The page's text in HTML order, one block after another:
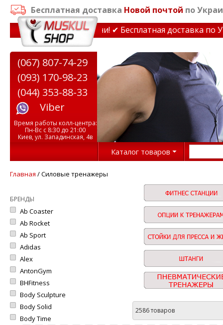
Бесплатная доставка Новой почтой по
до 15% Звони! ✔ Бесплатная доставка по Украине
(067) 807-74-29
(093) 170-98-23
(044) 353-88-33
Viber
Время работы колл-центра:
Пн-Вс с 8:30 до 21:00
Киев, ул. Западинская, 4в
Каталог товаров
Главная / Силовые тренажеры
БРЕНДЫ
Ab Coaster
Ab Rocket
Ab Sport
Adidas
Alex
AntonGym
BHFitness
Body Sculpture
Body Solid
Body Time
2586 товаров